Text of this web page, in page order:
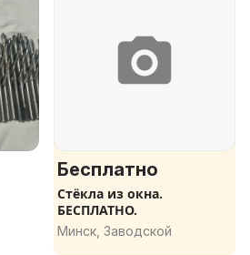
Бесплатно
Стёкла из окна.
БЕСПЛАТНО.
Минск, Заводской